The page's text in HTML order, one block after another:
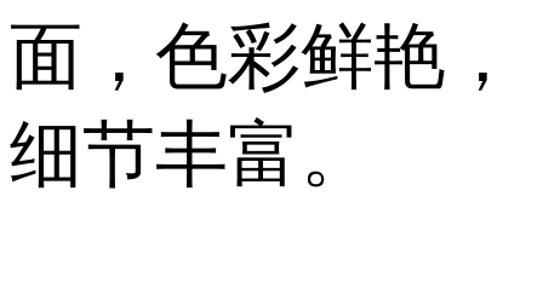
面，色彩鲜艳，
细节丰富。